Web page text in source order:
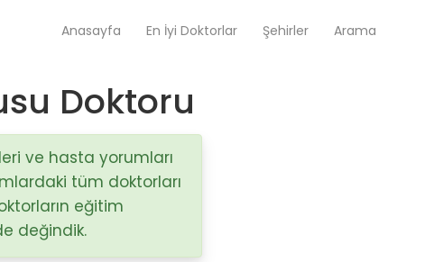
Anasayfa En İyi Doktorlar Şehirler Arama
Doç. Dr. Songül Alemdaroğlu
Adana / Seyhan
Doktoru
ve hasta yorumları
tüm doktorları
eğitim
değindik.